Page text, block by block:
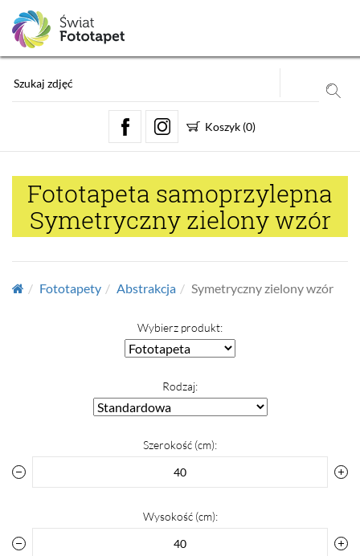
Koszyk (0)
Fototapeta samoprzylepna
Symetryczny zielony wzór
Fototapety Abstrakcja Symetryczny zielony wzór
Wybierz produkt:
Rodzaj:
Szerokość (cm):
Wysokość (cm):